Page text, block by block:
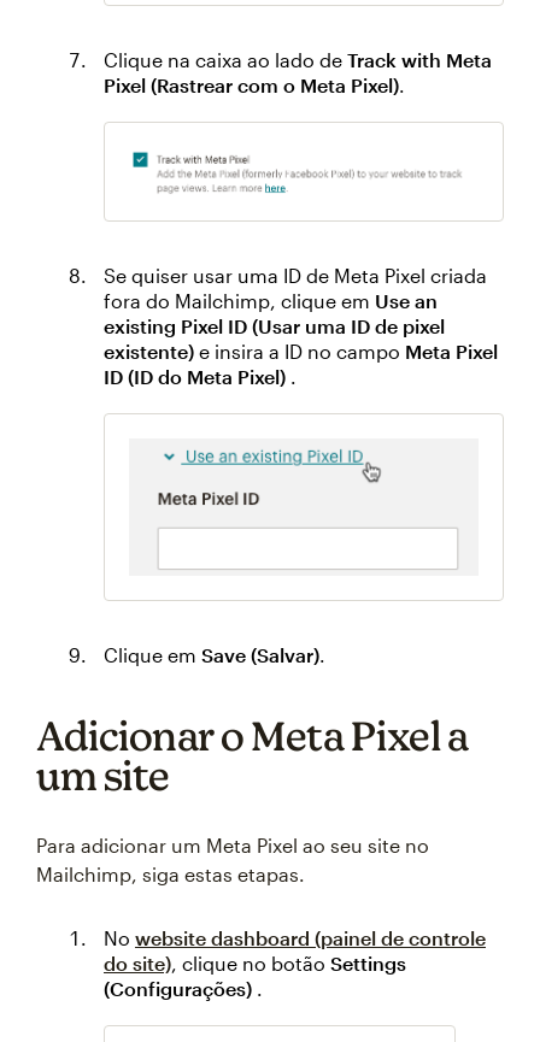
Clique na caixa ao lado de Track with Meta
Pixel (Rastrear com o Meta Pixel).
Se quiser usar uma ID de Meta Pixel criada
fora do Mailchimp, clique em Use an
existing Pixel ID (Usar uma ID de pixel
existente) e insira a ID no campo Meta Pixel
ID (ID do Meta Pixel)
Clique em Save (Salvar)
Adicionar o Meta Pixel a
um site
Para adicionar um Meta Pixel ao seu site no
Mailchimp, siga estas etapas.
No website dashboard (painel de controle
do site) , clique no botão Settings
(Configurações)